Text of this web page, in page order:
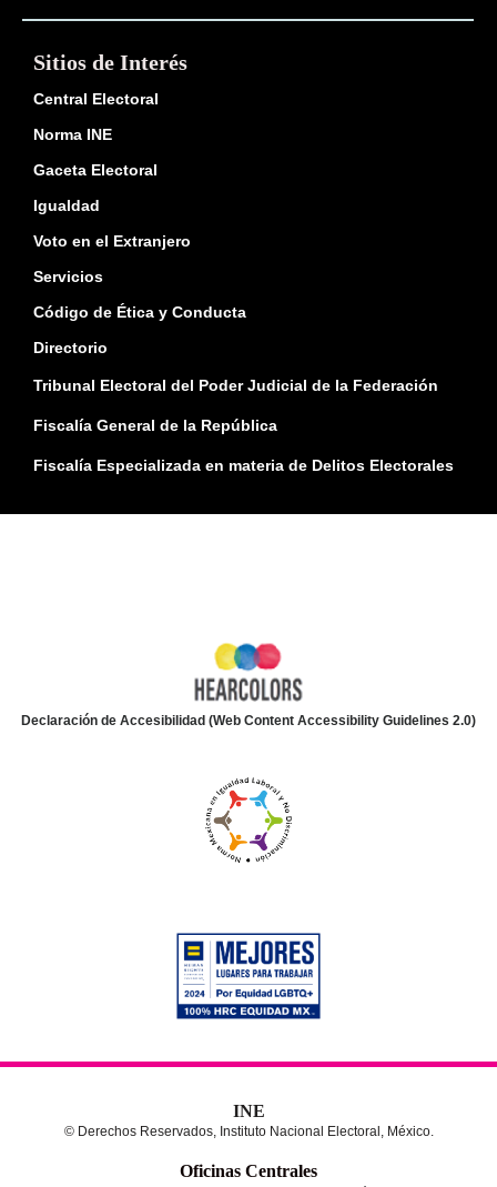
Sitios de Interés
Central Electoral
Norma INE
Gaceta Electoral
Igualdad
Voto en el Extranjero
Servicios
Código de Ética y Conducta
Directorio
Tribunal Electoral del Poder Judicial de la Federación
Fiscalía General de la República
Fiscalía Especializada en materia de Delitos Electorales
Declaración de Accesibilidad (Web Content Accessibility Guidelines 2.0)
INE
© Derechos Reservados, Instituto Nacional Electoral, México.
Oficinas Centrales